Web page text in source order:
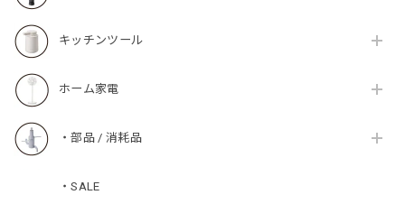
キッチンツール
ホーム家電
・部品 / 消耗品
・SALE